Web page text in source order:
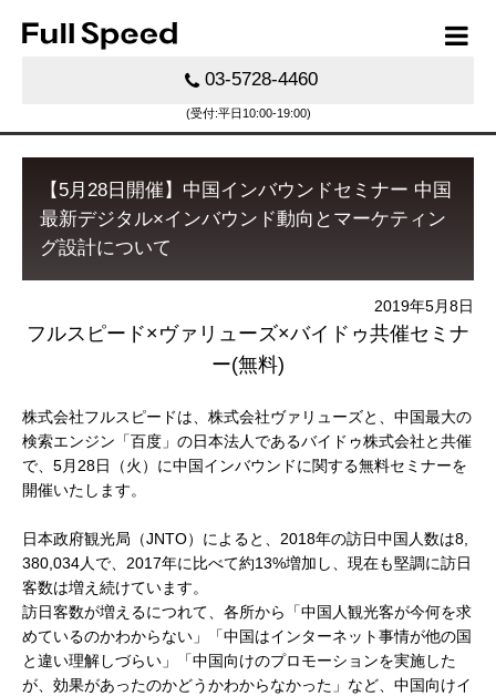
03-5728-4460
(受付:平日10:00-19:00)
【5月28日開催】中国インバウンドセミナー 中国
最新デジタル×インバウンド動向とマーケティン
グ設計について
2019年5月8日
フルスピード×ヴァリューズ×バイドゥ共催セミナ
ー(無料)
株式会社フルスピードは、株式会社ヴァリューズと、中国最大の
検索エンジン「百度」の日本法人であるバイドゥ株式会社と共催
で、5月28日（火）に中国インバウンドに関する無料セミナーを
開催いたします。
日本政府観光局（JNTO）によると、2018年の訪日中国人数は8,
380,034人で、2017年に比べて約13%増加し、現在も堅調に訪日
客数は増え続けています。
訪日客数が増えるにつれて、各所から「中国人観光客が今何を求
めているのかわからない」「中国はインターネット事情が他の国
と違い理解しづらい」「中国向けのプロモーションを実施した
が、効果があったのかどうかわからなかった」など、中国向けイ